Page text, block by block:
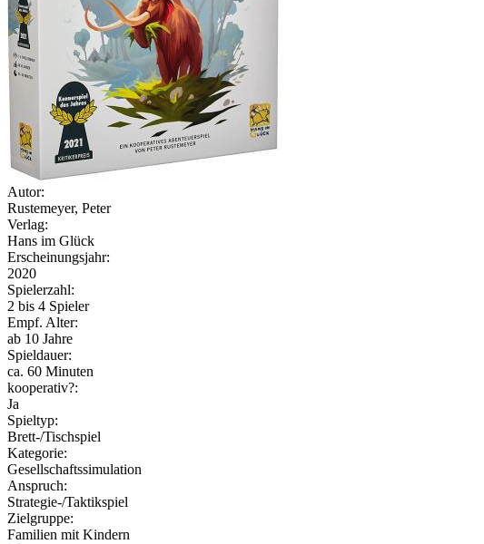
Autor:
Rustemeyer, Peter
Verlag:
Hans im Glück
Erscheinungsjahr:
2020
Spielerzahl:
2 bis 4 Spieler
Empf. Alter:
ab 10 Jahre
Spieldauer:
ca. 60 Minuten
kooperativ?:
Ja
Spieltyp:
Brett-/Tischspiel
Kategorie:
Gesellschaftssimulation
Anspruch:
Strategie-/Taktikspiel
Zielgruppe:
Familien mit Kindern